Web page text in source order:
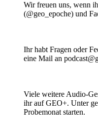
Wir freuen uns, wenn
(@geo_epoche) und
Ihr habt Fragen oder
eine Mail an
Viele weitere Audio-
ihr auf GEO+. Unter
Probemonat starten.